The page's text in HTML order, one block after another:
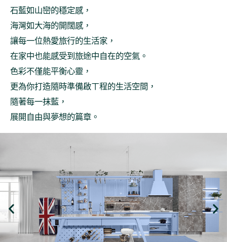
石藍如山巒的穩定感，
海灣如大海的開闊感，
讓每一位熱愛旅行的生活家，
在家中也能感受到旅途中自在的空氣。
色彩不僅能平衡心靈，
更為你打造隨時準備啟ㄒ程的生活空間，
隨著每一抹藍，
展開自由與夢想的篇章。